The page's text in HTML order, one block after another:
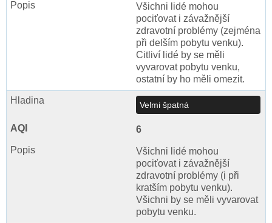
Všichni lidé mohou
pociťovat i závažnější
zdravotní problémy (zejména
při delším pobytu venku).
Citliví lidé by se měli
vyvarovat pobytu venku,
ostatní by ho měli omezit.
Velmi špatná
6
Všichni lidé mohou
pociťovat i závažnější
zdravotní problémy (i při
kratším pobytu venku).
Všichni by se měli vyvarovat
pobytu venku.